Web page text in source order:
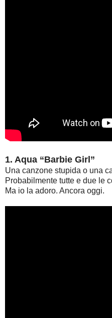
1. Aqua “Barbie Girl”
Una canzone stupida o una
Probabilmente tutte e due le
Ma io la adoro. Ancora oggi.